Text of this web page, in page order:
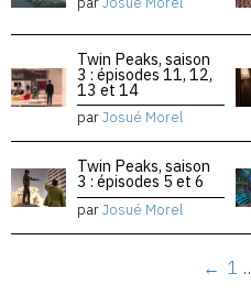
Twin Peaks, saison
3 : épisodes 11, 12,
13 et 14
parJosué Morel
Twin Peaks, saison
3 : épisodes 5 et 6
parJosué Morel
← 1